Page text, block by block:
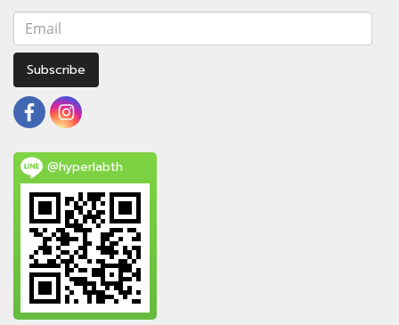
Subscribe
@hyperlabth